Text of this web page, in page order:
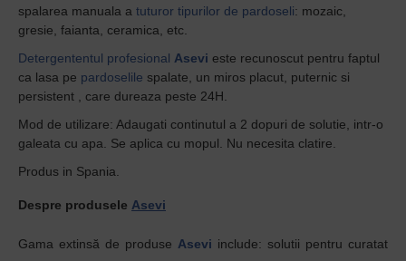
spalarea manuala a tuturor tipurilor de pardoseli: mozaic,
gresie, faianta, ceramica, etc.
Detergententul profesional Asevi este recunoscut pentru faptul
ca lasa pe pardoselile spalate, un miros placut, puternic si
persistent , care dureaza peste 24H.
Mod de utilizare: Adaugati continutul a 2 dopuri de solutie, intr-o
galeata cu apa. Se aplica cu mopul. Nu necesita clatire.
Produs in Spania.
Despre produsele Asevi
Gama extinsă de produse Asevi include: solutii pentru curatat